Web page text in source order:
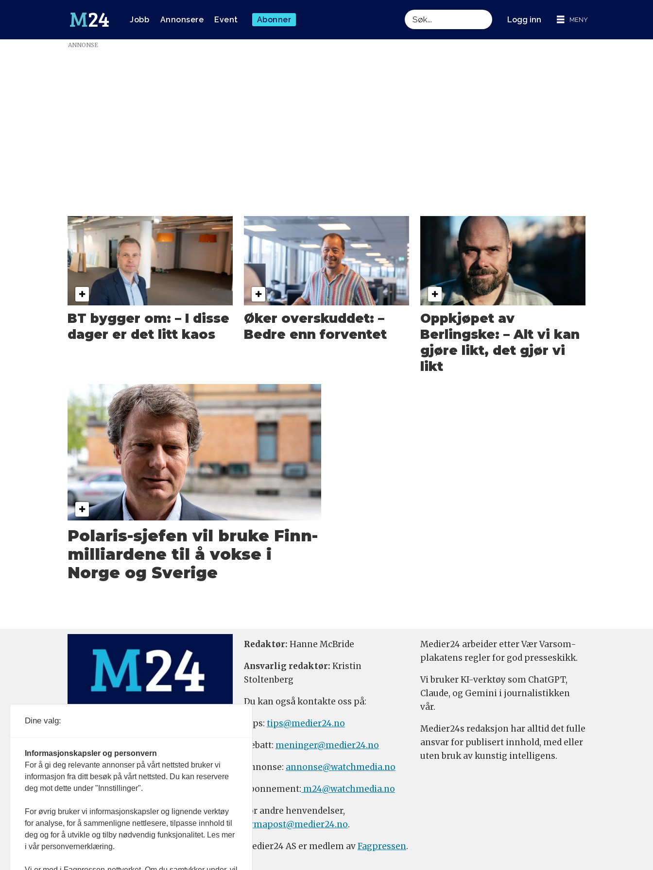
Jobb Annonsere Event Abonner
Søk
Logg inn
Emne:ANNONSE
BT bygger om: – I disse
dager er det litt kaos
Øker overskuddet: –
Bedre enn forventet
Oppkjøpet av
Berlingske: – Alt vi kan
gjøre likt, det gjør vi
likt
Polaris-sjefen vil bruke Finn-
milliardene til å vokse i
Norge og Sverige
Redaktør: Hanne McBride
Ansvarlig redaktør: Kristin
Stoltenberg
Du kan også kontakte oss på:
Tips: tips@medier24.no
Debatt: meninger@medier24.no
Annonse: annonse@watchmedia.no
Abonnement: m24@watchmedia.no
For andre henvendelser,
firmapost@medier24.no.
Medier24 AS er medlem avFagpressen.
Medier24 arbeider etter Vær Varsom-
plakatens regler for god presseskikk.
Vi bruker KI-verktøy som ChatGPT,
Claude, og Gemini i journalistikken
vår.
Medier24s redaksjon har alltid det fulle
ansvar for publisert innhold, med eller
uten bruk av kunstig intelligens.
Dine valg:
Informasjonskapsler og personvern
For å gi deg relevante annonser på vårt nettsted bruker vi
informasjon fra ditt besøk på vårt nettsted. Du kan reservere
deg mot dette under "Innstillinger".
For øvrig bruker vi informasjonskapsler og lignende verktøy
for analyse, for å sammenligne nettlesere, tilpasse innhold til
deg og for å utvikle og tilby nødvendig funksjonalitet. Les mer
i vår personvernerklæring.